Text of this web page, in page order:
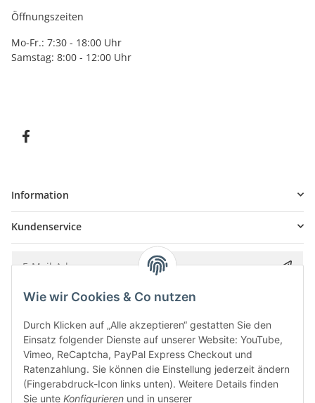
Öffnungszeiten
Mo-Fr.: 7:30 - 18:00 Uhr
Samstag: 8:00 - 12:00 Uhr
Information
Kundenservice
Bitte senden Sie mir entsprechend IhrerDatenschutzerklärung
Wie wir Cookies & Co nutzen
Durch Klicken auf „Alle akzeptieren“ gestatten Sie den
Einsatz folgender Dienste auf unserer Website: YouTube,
Vimeo, ReCaptcha, PayPal Express Checkout und
Ratenzahlung. Sie können die Einstellung jederzeit ändern
(Fingerabdruck-Icon links unten). Weitere Details finden
Sie unte Konfigurieren und in unserer